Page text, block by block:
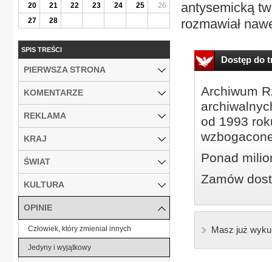
antysemicką
rozmawiał
Dostęp do
Archiwum
od 1993
Ponad
Zamów
Masz już
20
21 22 23 24 25
26
27
28
SPIS TREŚCI
PIERWSZA STRONA
KOMENTARZE
REKLAMA
KRAJ
ŚWIAT
KULTURA
OPINIE
Człowiek, który zmieniał innych
Jedyny i wyjątkowy